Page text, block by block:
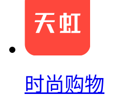
时尚购物